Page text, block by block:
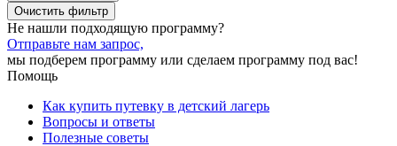
Не нашли подходящую программу?
Отправьте нам запрос,
мы подберем программу или сделаем программу под вас!
Помощь
Как купить путевку в детский лагерь
Вопросы и ответы
Полезные советы